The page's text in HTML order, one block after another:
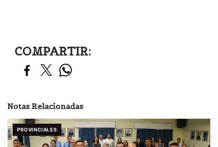
COMPARTIR:
Notas Relacionadas
PROVINCIALES